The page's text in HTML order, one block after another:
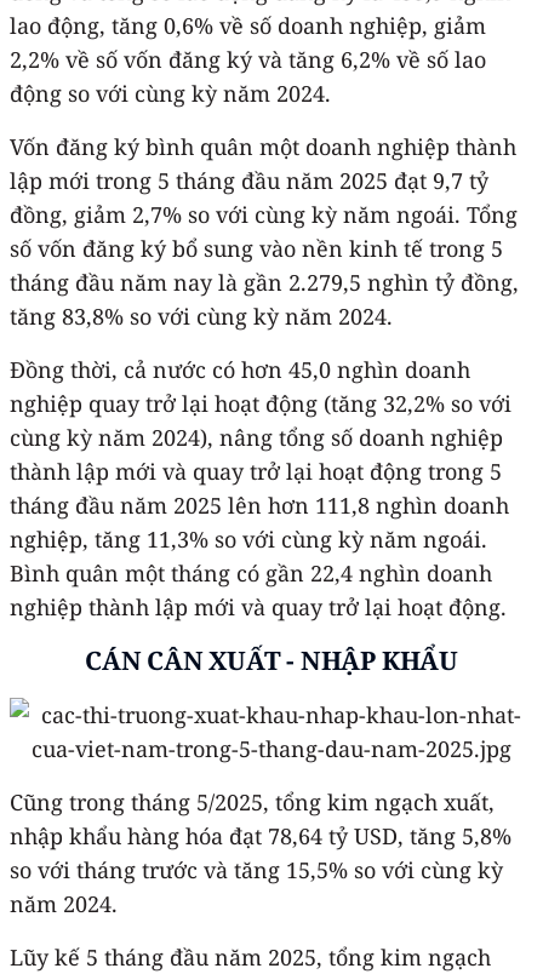
lao động, tăng 0,6% về số doanh nghiệp, giảm
2,2% về số vốn đăng ký và tăng 6,2% về số lao
động so với cùng kỳ năm 2024.
Vốn đăng ký bình quân một doanh nghiệp thành
lập mới trong 5 tháng đầu năm 2025 đạt 9,7 tỷ
đồng, giảm 2,7% so với cùng kỳ năm ngoái. Tổng
số vốn đăng ký bổ sung vào nền kinh tế trong 5
tháng đầu năm nay là gần 2.279,5 nghìn tỷ đồng,
tăng 83,8% so với cùng kỳ năm 2024.
Đồng thời, cả nước có hơn 45,0 nghìn doanh
nghiệp quay trở lại hoạt động (tăng 32,2% so với
cùng kỳ năm 2024), nâng tổng số doanh nghiệp
thành lập mới và quay trở lại hoạt động trong 5
tháng đầu năm 2025 lên hơn 111,8 nghìn doanh
nghiệp, tăng 11,3% so với cùng kỳ năm ngoái.
Bình quân một tháng có gần 22,4 nghìn doanh
nghiệp thành lập mới và quay trở lại hoạt động.
CÁN CÂN XUẤT - NHẬP KHẨU
Cũng trong tháng 5/2025, tổng kim ngạch xuất,
nhập khẩu hàng hóa đạt 78,64 tỷ USD, tăng 5,8%
so với tháng trước và tăng 15,5% so với cùng kỳ
năm 2024.
Lũy kế 5 tháng đầu năm 2025, tổng kim ngạch